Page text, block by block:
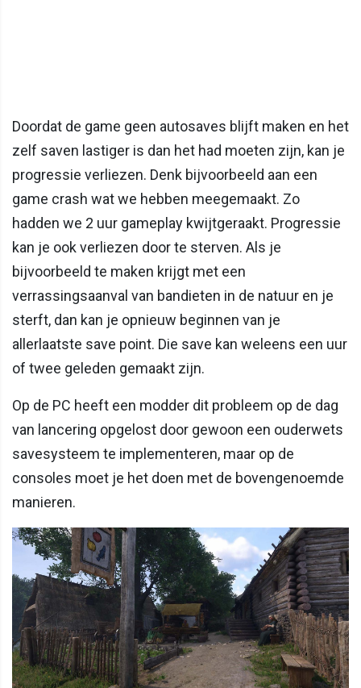
Doordat de game geen autosaves blijft maken en het
zelf saven lastiger is dan het had moeten zijn, kan je
progressie verliezen. Denk bijvoorbeeld aan een
game crash wat we hebben meegemaakt. Zo
hadden we 2 uur gameplay kwijtgeraakt. Progressie
kan je ook verliezen door te sterven. Als je
bijvoorbeeld te maken krijgt met een
verrassingsaanval van bandieten in de natuur en je
sterft, dan kan je opnieuw beginnen van je
allerlaatste save point. Die save kan weleens een uur
of twee geleden gemaakt zijn.
Op de PC heeft een modder dit probleem op de dag
van lancering opgelost door gewoon een ouderwets
savesysteem te implementeren, maar op de
consoles moet je het doen met de bovengenoemde
manieren.